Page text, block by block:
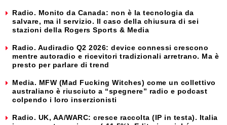
Radio. Monito da Canada: non è la tecnologia da
salvare, ma il servizio. Il caso della chiusura di sei
stazioni della Rogers Sports & Media
Radio. Audiradio Q2 2026: device connessi crescono
mentre autoradio e ricevitori tradizionali arretrano. Ma è
presto per parlare di trend
Media. MFW (Mad Fucking Witches) come un collettivo
australiano è riusciuto a “spegnere” radio e podcast
colpendo i loro inserzionisti
Radio. UK, AA/WARC: cresce raccolta (IP in testa). Italia